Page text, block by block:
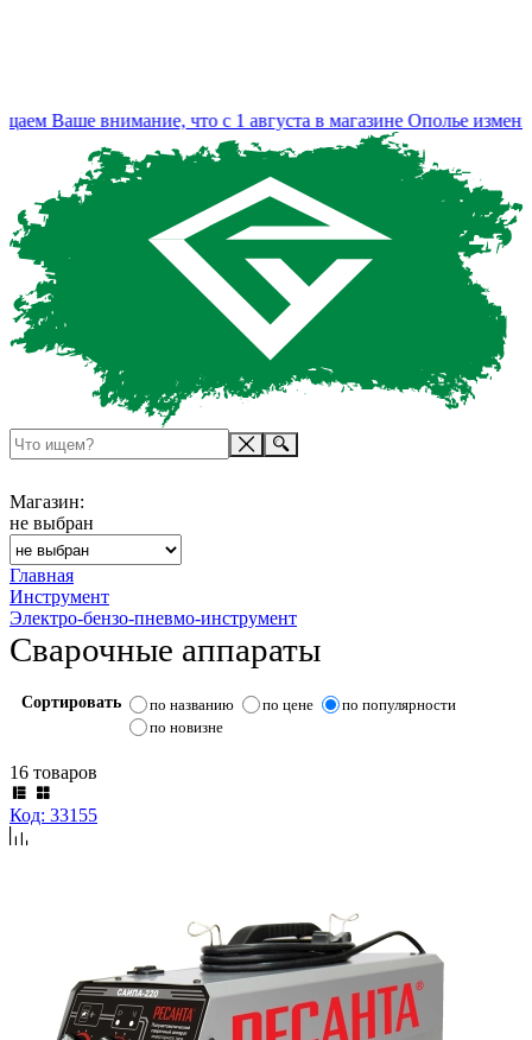
внимание, что с 1 августа в магазине Ополье изменился
Магазин:
не выбран
Главная
Инструмент
Электро-бензо-пневмо-инструмент
Сварочные аппараты
Сортировать по названию по цене
по популярности
по новизне
16 товаров
Код: 33155